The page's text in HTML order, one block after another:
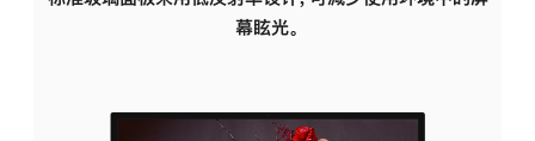
幕眩光。